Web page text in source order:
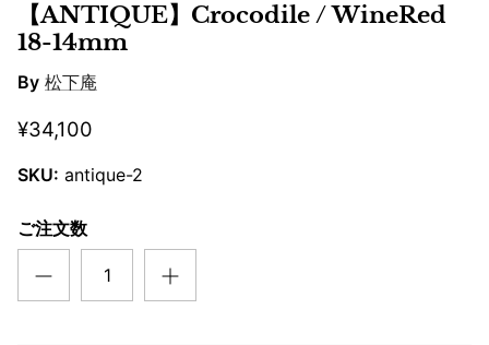
【ANTIQUE】Crocodile / WineRed
18-14mm
By 松下庵
¥34,100
SKU: antique-2
ご注文数